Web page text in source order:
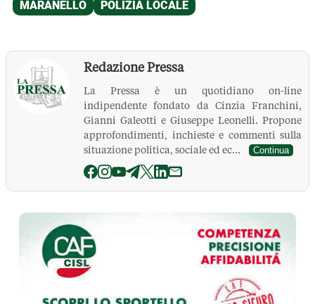
Redazione Pressa
La Pressa è un quotidiano on-line
indipendente fondato da Cinzia Franchini,
Gianni Galeotti e Giuseppe Leonelli. Propone
approfondimenti, inchieste e commenti sulla
situazione politica, sociale ed ec...
Continua
La Pressa